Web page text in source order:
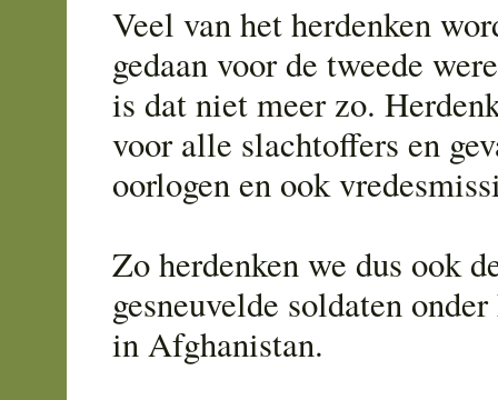
Veel van het herdenken
gedaan voor de tweede
is dat niet meer zo.
voor alle slachtoffers en
oorlogen en ook
Zo herdenken we dus ook
gesneuvelde soldaten
in Afghanistan.